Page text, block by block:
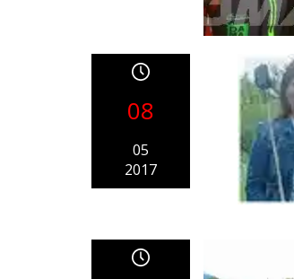
08
05
2017